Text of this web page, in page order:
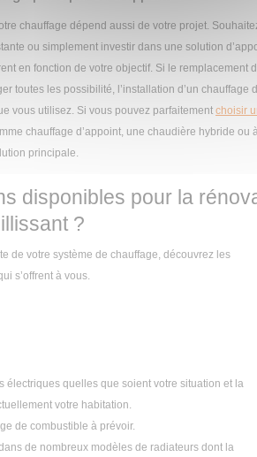
chauffage dépend aussi de votre projet.
ou simplement investir dans une solution
en fonction de votre objectif. Si le remplacement
toutes les possibilité, l’installation d’un chauffage
vous utilisez. Si vous pouvez parfaitement choisir
chauffage d’appoint, une chaudière hybride ou
principale.
disponibles pour la
?
de votre système de chauffage, découvrez les
s’offrent à vous.
électriques quelles que soient votre situation et la
votre habitation.
de combustible à prévoir.
de nombreux modèles de radiateurs dont la